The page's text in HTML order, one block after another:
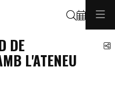
Cerca
DE
L'ATENEU